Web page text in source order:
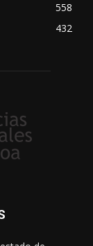
558
432